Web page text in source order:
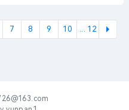
7 8 9 10 ... 12